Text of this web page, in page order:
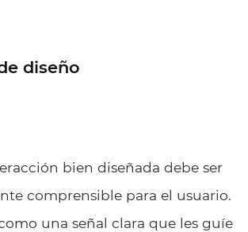
diseño
bien diseñada debe ser
comprensible para el usuario.
una señal clara que les guíe